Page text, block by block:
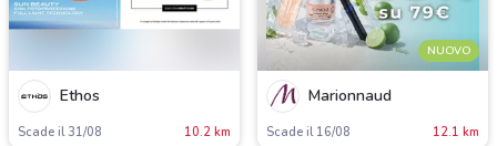
Ethos
Scade il 31/08 10.2 km
NUOVO
Marionnaud
Scade il 16/08 12.1 km